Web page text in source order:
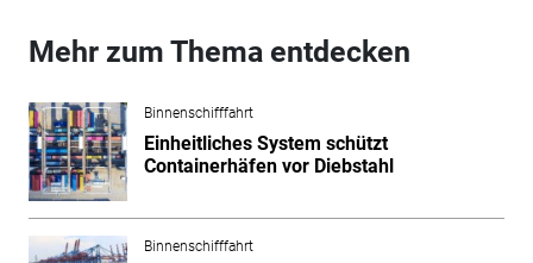
Mehr zum Thema entdecken
Binnenschifffahrt
Einheitliches System schützt
Containerhäfen vor Diebstahl
Binnenschifffahrt